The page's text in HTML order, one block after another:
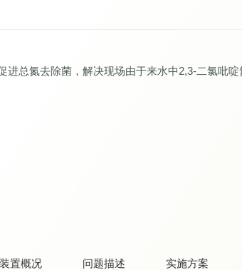
进总氮去除菌，解决现场由于来水中2,3-二氯吡
置概况 问题描述 实施方案